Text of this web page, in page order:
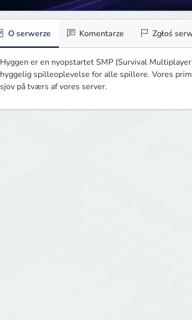
O serwerze Komentarze Zgłoś
Hyggen er en nyopstartet SMP (Survival
hyggelig spilleoplevelse for alle spillere. Vores
sjov på tværs af vores server.